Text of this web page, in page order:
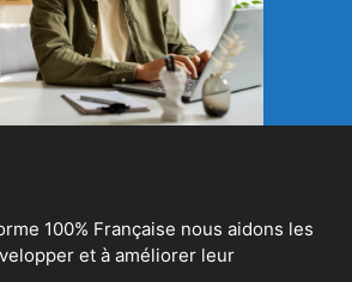
100% Française nous aidons les
et à améliorer leur